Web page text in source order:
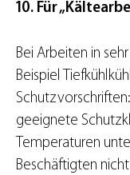
10. Für
Bei Arbeiten in
Beispiel
geeignete
Temperaturen
Beschäftigten